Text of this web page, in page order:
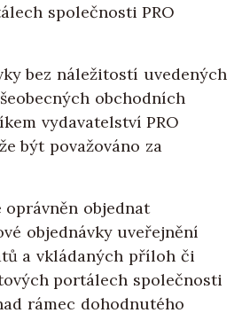
společnosti PRO
bez náležitostí uvedených
obchodních
vydavatelství PRO
být považováno za
oprávněn objednat
objednávky uveřejnění
a vkládaných příloh či
portálech společnosti
rámec dohodnutého